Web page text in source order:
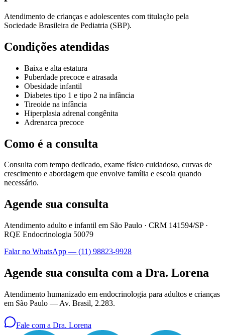
Atendimento de crianças e adolescentes com titulação pela
Sociedade Brasileira de Pediatria (SBP).
Condições atendidas
Baixa e alta estatura
Puberdade precoce e atrasada
Obesidade infantil
Diabetes tipo 1 e tipo 2 na infância
Tireoide na infância
Hiperplasia adrenal congênita
Adrenarca precoce
Como é a consulta
Consulta com tempo dedicado, exame físico cuidadoso, curvas de
crescimento e abordagem que envolve família e escola quando
necessário.
Agende sua consulta
Atendimento adulto e infantil em São Paulo · CRM 141594/SP·
RQE Endocrinologia 50079
Falar no WhatsApp — (11) 98823-9928
Agende sua consulta com a Dra. Lorena
Atendimento humanizado em endocrinologia para adultos e crianças
em São Paulo — Av. Brasil, 2.283.
Fale com a Dra. Lorena